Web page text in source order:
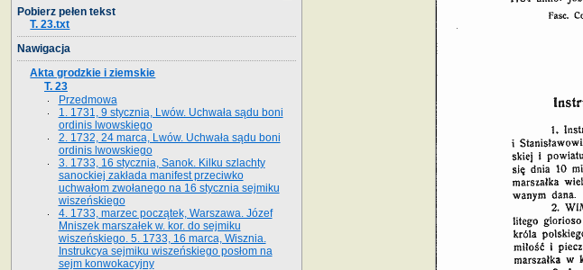
Pobierz pełen tekst
T. 23.txt
Nawigacja
Akta grodzkie i ziemskie
T. 23
Przedmowa
1. 1731, 9 stycznia, Lwów. Uchwała sądu boni
ordinis lwowskiego
2. 1732, 24 marca, Lwów. Uchwała sądu boni
ordinis lwowskiego
3. 1733, 16 stycznia, Sanok. Kilku szlachty
sanockiej zakłada manifest przeciwko
uchwałom zwołanego na 16 stycz­nia sejmiku
wiszeńskiego
4. 1733, marzec początek, Warszawa. Józef
Mniszek marszałek w. kor. do sejmiku
wiszeńskiego. 5. 1733, 16 marca, Wisznia.
Instrukcya sejmiku wiszeńskiego posłom na
sejm konwokacyjny